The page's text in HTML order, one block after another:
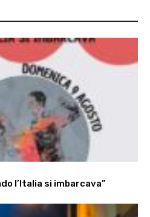
l’Italia si imbarcava”